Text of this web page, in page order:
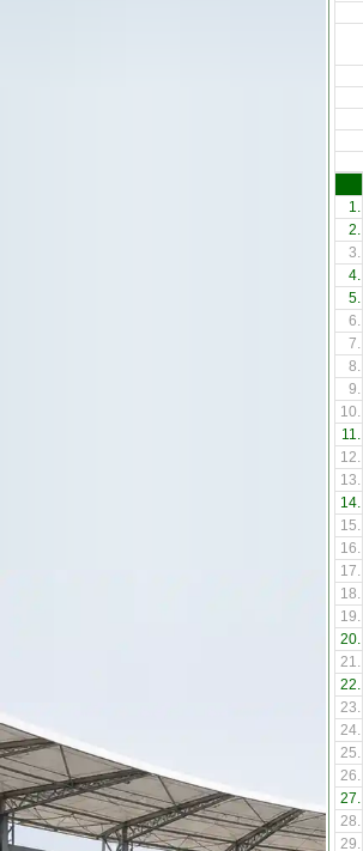
1.
2.
3.
4.
5.
6.
7.
8.
9.
10.
11.
12.
13.
14.
15.
16.
17.
18.
19.
20.
21.
22.
23.
24.
25.
26.
27.
28.
29.